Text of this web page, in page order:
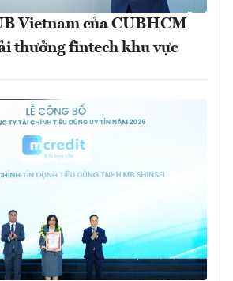
Vietnam của CUBHCM
thưởng fintech khu vực